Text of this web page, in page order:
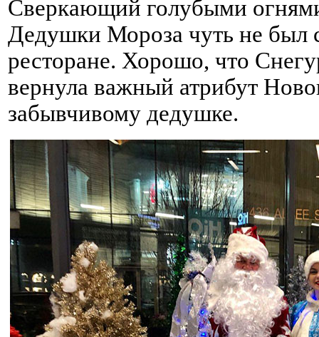
Сверкающий голубыми
Дедушки Мороза чуть не был
ресторане. Хорошо, что
вернула важный атрибут
забывчивому дедушке.